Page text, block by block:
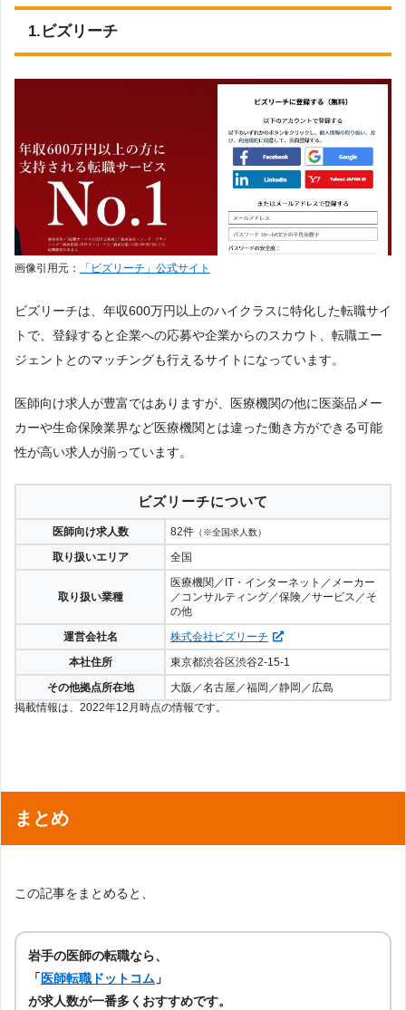
1.ビズリーチ
画像引用元： 「ビズリーチ」公式サイト
ビズリーチは、年収600万円以上のハイクラスに特化した転職サイ
トで、登録すると企業への応募や企業からのスカウト、転職エー
ジェントとのマッチングも行えるサイトになっています。
医師向け求人が豊富ではありますが、医療機関の他に医薬品メー
カーや生命保険業界など医療機関とは違った働き方ができる可能
性が高い求人が揃っています。
ビズリーチについて
医師向け求人数 82件 （※全国求人数）
取り扱いエリア 全国
取り扱い業種
医療機関／IT・インターネット／メーカー
／コンサルティング／保険／サービス／そ
の他
運営会社名
株式会社ビズリーチ
本社住所
東京都渋谷区渋谷2-15-1
その他拠点所在地
大阪／名古屋／福岡／静岡／広島
掲載情報は、2022年12月時点の情報です。
まとめ
この記事をまとめると、
岩手の医師の転職なら、
「医師転職ドットコム 」
が求人数が一番多くおすすめです。